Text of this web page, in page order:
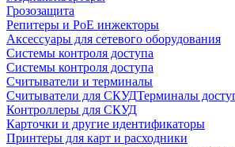
Грозозащита
Репитеры и PoE инжекторы
Аксессуары для сетевого оборудования
Системы контроля доступа
Системы контроля доступа
Считыватели и терминалы
Считыватели для СКУДТерминалы
Контроллеры для СКУД
Карточки и другие идентификаторы
Принтеры для карт и расходники